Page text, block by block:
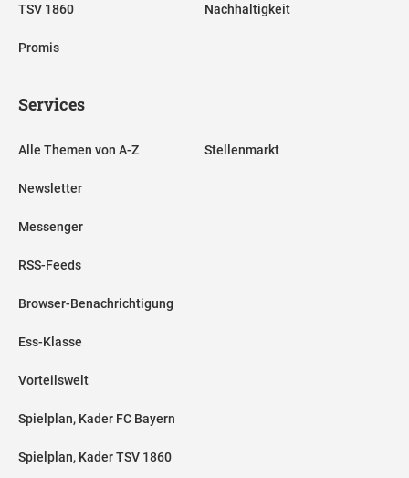
TSV 1860
Promis
Nachhaltigkeit
Services
Alle Themen von A-Z
Newsletter
Messenger
RSS-Feeds
Browser-Benachrichtigung
Ess-Klasse
Vorteilswelt
Spielplan, Kader FC Bayern
Spielplan, Kader TSV 1860
Stellenmarkt